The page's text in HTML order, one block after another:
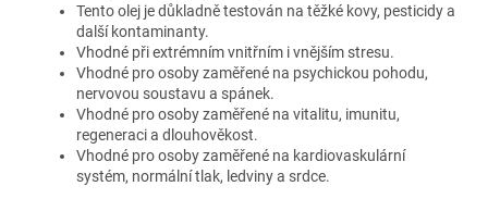
Tento olej je důkladně testován na těžké kovy, pesticidy a
další kontaminanty.
Vhodné při extrémním vnitřním i vnějším stresu.
Vhodné pro osoby zaměřené na psychickou pohodu,
nervovou soustavu a spánek.
Vhodné pro osoby zaměřené na vitalitu, imunitu,
regeneraci a dlouhověkost.
Vhodné pro osoby zaměřené na kardiovaskulární
systém, normální tlak, ledviny a srdce.